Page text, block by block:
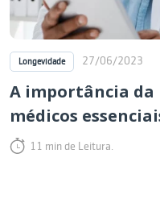
Longevidade 27/06/2023
A importância da
médicos
11 min de Leitura.